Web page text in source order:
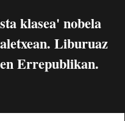
klasea' nobela
Liburuaz
Errepublikan.